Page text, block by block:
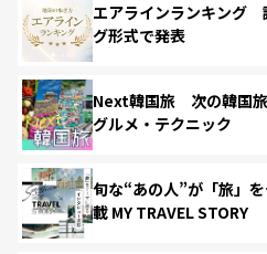
エアラインランキング
グ形式で発表
Next韓国旅 次の韓国旅
グルメ・テクニック
旬な“あの人”が「旅」
載 MY TRAVEL STORY